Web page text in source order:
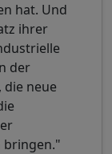
hat. Und
ihrer
der
neue
bringen."